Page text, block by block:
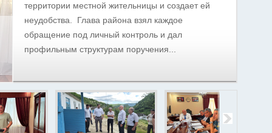
территории местной жительницы и создает ей
неудобства. Глава района взял каждое
обращение под личный контроль и дал
профильным структурам поручения...